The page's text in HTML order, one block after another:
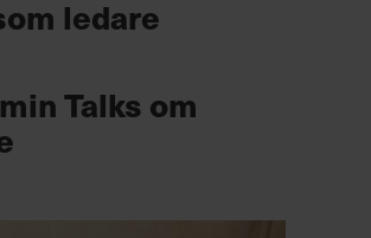
ledare
Talks om